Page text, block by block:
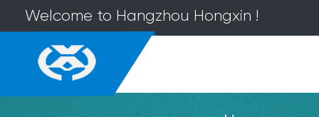
Welcome to Hangzhou Hongxin !